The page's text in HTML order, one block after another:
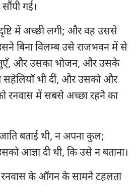
गई।
में अच्छी लगी; और वह उससे
बिना विलम्ब उसे राजभवन में से
और उसका भोजन, और उसके
सहेलियाँ भी दीं, और उसको और
रनवास में सबसे अच्छा रहने का
बताई थी, न अपना कुल;
आज्ञा दी थी, कि उसे न बताना।
रनवास के आँगन के सामने टहलता